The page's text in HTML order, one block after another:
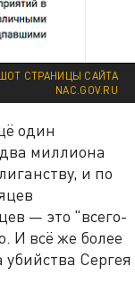
СТРАНИЦЫ САЙТА
NAC.GOV.RU
один
миллиона
и по
— это "всего-
И всё же более
Сергея